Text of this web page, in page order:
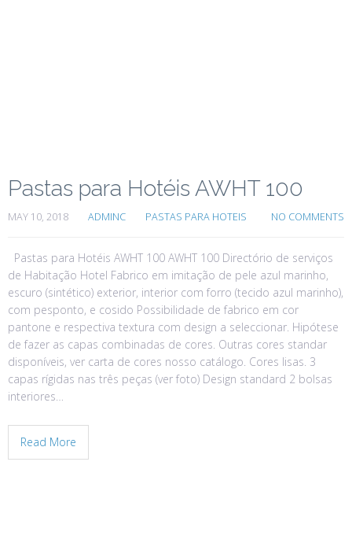
Pastas para Hotéis AWHT 100
MAY 10, 2018 ADMINC PASTAS PARA HOTEIS NO COMMENTS
Pastas para Hotéis AWHT 100 AWHT 100 Directório de serviços
de Habitação Hotel Fabrico em imitação de pele azul marinho,
escuro (sintético) exterior, interior com forro (tecido azul marinho),
com pesponto, e cosido Possibilidade de fabrico em cor
pantone e respectiva textura com design a seleccionar. Hipótese
de fazer as capas combinadas de cores. Outras cores standar
disponíveis, ver carta de cores nosso catálogo. Cores lisas. 3
capas rígidas nas três peças (ver foto) Design standard 2 bolsas
interiores…
Read More